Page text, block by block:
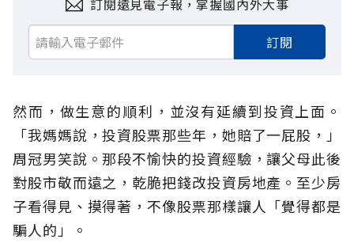
訂閱遠見電子報，掌握國內外大事
訂閱
然而，做生意的順利，並沒有延續到投資上面。
「我媽媽說，投資股票那些年，她賠了一屁股，」
周冠男笑說。那段不愉快的投資經驗，讓父母此後
對股市敬而遠之，乾脆把錢改投資房地產。至少房
子看得見、摸得著，不像股票那樣讓人「覺得都是
騙人的」。